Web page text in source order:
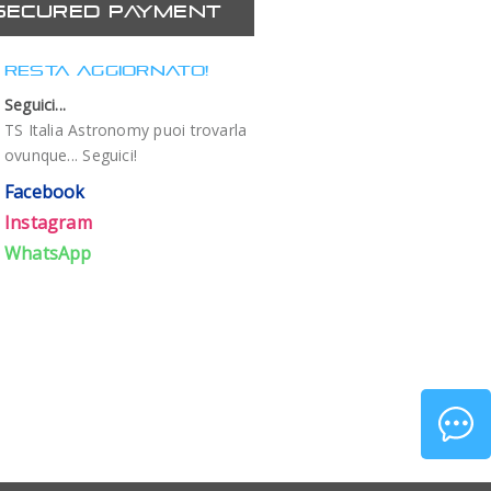
PAYMENT
RESTA AGGIORNATO!
Seguici...
TS Italia Astronomy puoi trovarla
ovunque... Seguici!
Facebook
Instagram
WhatsApp